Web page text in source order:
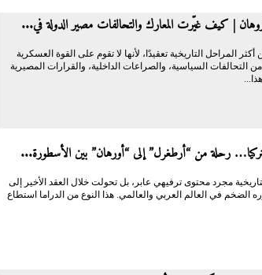
| كيف غيّرت المعارك والتحالفات مصير الدولة في...
المراحل التاريخية تعقيدًا، لأنها لا تقوم على القوة العسكرية
السياسية، والصراعات الداخلية، والقرارات المصيرية
رحلة من “أرطغرل” إلى “أورهان” بين الأسطورة...
مجرد محتوى ترفيهي عابر، بل تحولت خلال العقد الأخير إلى
الضخم في العالم العربي والعالمي. هذا النوع من الدراما استطاع